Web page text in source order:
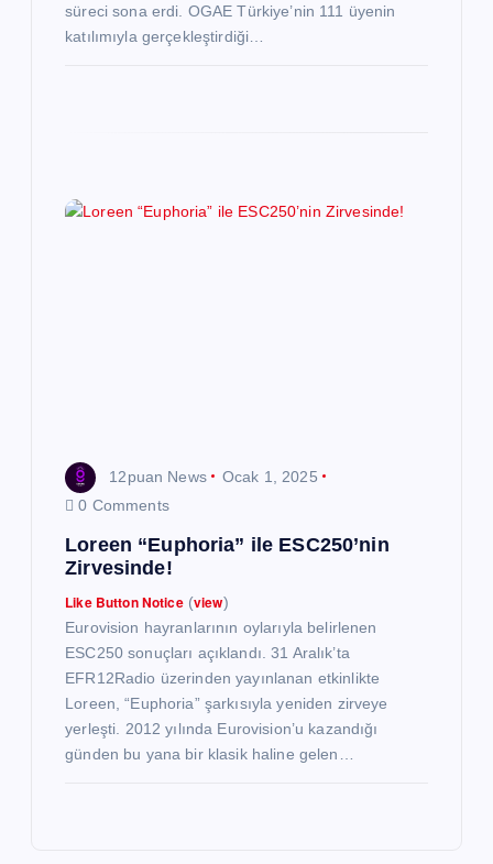
süreci sona erdi. OGAE Türkiye’nin 111 üyenin
katılımıyla gerçekleştirdiği…
12puan News
Ocak 1, 2025
0 Comments
Loreen “Euphoria” ile ESC250’nin
Zirvesinde!
Like Button Notice(view)
Eurovision hayranlarının oylarıyla belirlenen
ESC250 sonuçları açıklandı. 31 Aralık’ta
EFR12Radio üzerinden yayınlanan etkinlikte
Loreen, “Euphoria” şarkısıyla yeniden zirveye
yerleşti. 2012 yılında Eurovision’u kazandığı
günden bu yana bir klasik haline gelen…